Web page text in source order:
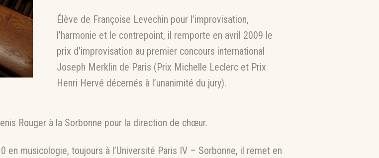
Élève de Françoise Levechin pour l’improvisation,
l’harmonie et le contrepoint, il remporte en avril 2009 le
prix d’improvisation au premier concours international
Joseph Merklin de Paris (Prix Michelle Leclerc et Prix
Henri Hervé décernés à l’unanimité du jury).
Rouger à la Sorbonne pour la direction de chœur.
en musicologie, toujours à l’Université Paris IV – Sorbonne, il remet en